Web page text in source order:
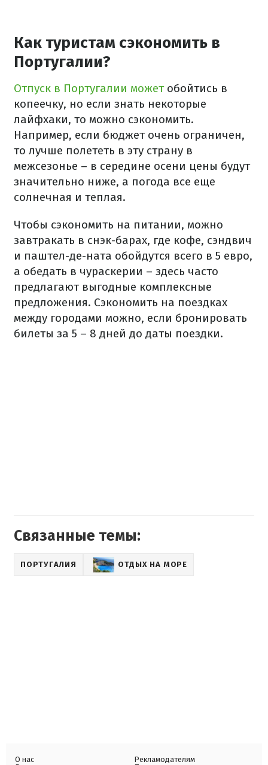
Как туристам сэкономить в
Португалии?
Отпуск в Португалии может обойтись в
копеечку, но если знать некоторые
лайфхаки, то можно сэкономить.
Например, если бюджет очень ограничен,
то лучше полететь в эту страну в
межсезонье – в середине осени цены будут
значительно ниже, а погода все еще
солнечная и теплая.
Чтобы сэкономить на питании, можно
завтракать в снэк-барах, где кофе, сэндвич
и паштел-де-ната обойдутся всего в 5 евро,
а обедать в чураскерии – здесь часто
предлагают выгодные комплексные
предложения. Сэкономить на поездках
между городами можно, если бронировать
билеты за 5 – 8 дней до даты поездки.
Связанные темы:
ПОРТУГАЛИЯ ОТДЫХ НА МОРЕ
О нас
Рекламодателям